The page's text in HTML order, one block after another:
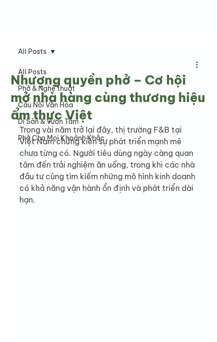
All Posts
Phở & Nghệ thuật
Cầu Nối Văn Hóa
Di Sản & Vươn Tầm
Phở Cho Mọi Khoảnh Khắc
All Posts
Nhượng quyền phở – Cơ hội
mở nhà hàng cùng thương hiệu
ẩm thực Việt
Trong vài năm trở lại đây, thị trường F&B tại
Việt Nam chứng kiến sự phát triển mạnh mẽ
chưa từng có. Người tiêu dùng ngày càng quan
tâm đến trải nghiệm ăn uống, trong khi các nhà
đầu tư cũng tìm kiếm những mô hình kinh doanh
có khả năng vận hành ổn định và phát triển dài
hạn.